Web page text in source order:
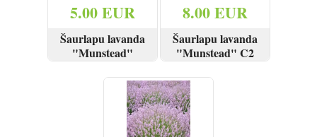
5.00 EUR
Šaurlapu lavanda
"Munstead"
PIRKT
8.00 EUR
Šaurlapu lavanda
"Munstead" C2
SKATĪT